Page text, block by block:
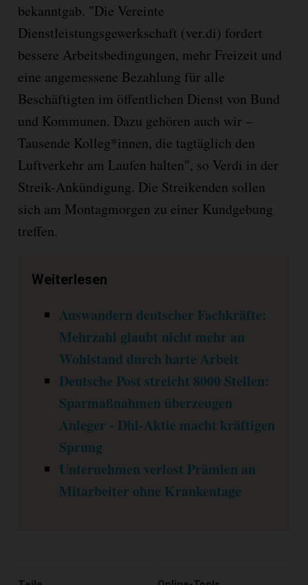
bekanntgab. "Die Vereinte
Dienstleistungsgewerkschaft (ver.di) fordert
bessere Arbeitsbedingungen, mehr Freizeit und
eine angemessene Bezahlung für alle
Beschäftigten im öffentlichen Dienst von Bund
und Kommunen. Dazu gehören auch wir –
Tausende Kolleg*innen, die tagtäglich den
Luftverkehr am Laufen halten", so Verdi in der
Streik-Ankündigung. Die Streikenden sollen
sich am Montagmorgen zu einer Kundgebung
treffen.
Weiterlesen
Auswandern deutscher Fachkräfte:
Mehrzahl glaubt nicht mehr an
Wohlstand durch harte Arbeit
Deutsche Post streicht 8000 Stellen:
Sparmaßnahmen überzeugen
Anleger - Dhl-Aktie macht kräftigen
Sprung
Unternehmen verlost Prämien an
Mitarbeiter ohne Krankentage